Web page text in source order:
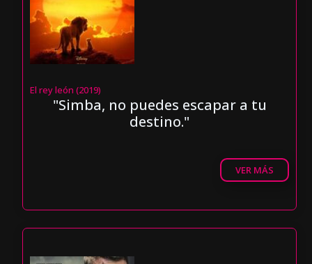
El rey león (2019)
"Simba, no puedes escapar a tu
destino."
VER MÁS